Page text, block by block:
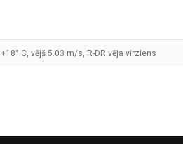
+18° C, vējš 5.03 m/s, R-DR vēja virziens